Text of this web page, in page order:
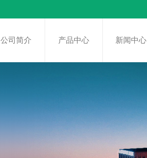
公司简介 产品中心 新闻中心